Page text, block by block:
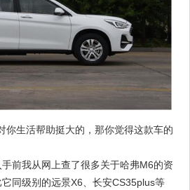
你生活帮助挺大的，那你觉得这款车的
前我从网上查了很多关于哈弗M6的资
同级别的远景X6、长安CS35plus等